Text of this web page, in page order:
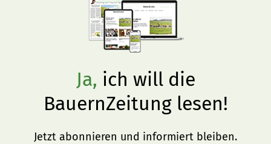
Ja, ich will die
BauernZeitung lesen!
Jetzt abonnieren und informiert bleiben.